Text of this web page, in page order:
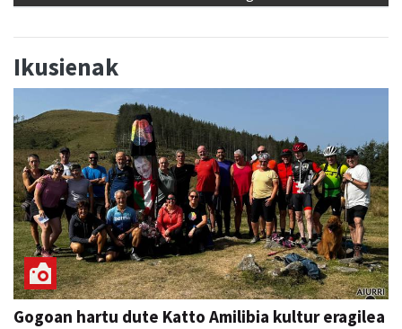
Ikusienak
Gogoan hartu dute Katto Amilibia kultur eragilea